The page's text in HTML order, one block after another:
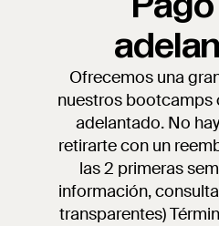
Ofrecemos una
nuestros bootcamps
adelantado. No
retirarte con un
las 2 primeras
información,
transparentes)